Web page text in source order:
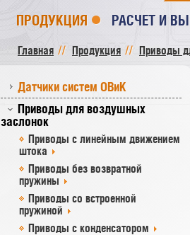
ПРОДУКЦИЯ РАСЧЕТ И
Главная Продукция Приводы
Датчики систем ОВиК
Приводы для воздушных
заслонок
Приводы с линейным движением
штока
Приводы без возвратной
пружины
Приводы со встроенной
пружиной
Приводы с конденсатором